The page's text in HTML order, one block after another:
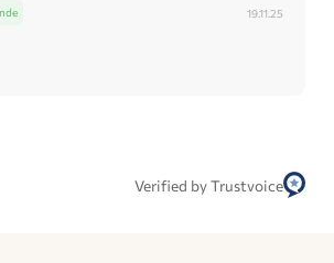
19.11.25
Verified by Trustvoice